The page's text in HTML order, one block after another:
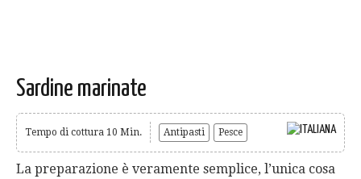
Sardine marinate
Tempo di cottura 10 Min. Antipasti Pesce
La preparazione è veramente semplice, l’unica cosa